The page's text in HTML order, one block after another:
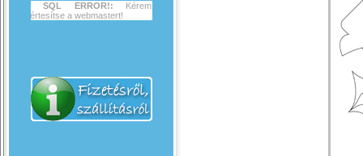
SQL ERROR!: Kérem
értesítse a webmastert!